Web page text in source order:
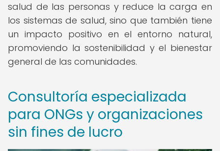
salud de las personas y reduce la carga en
los sistemas de salud, sino que también tiene
un impacto positivo en el entorno natural,
promoviendo la sostenibilidad y el bienestar
general de las comunidades.
Consultoría especializada
para ONGs y organizaciones
sin fines de lucro